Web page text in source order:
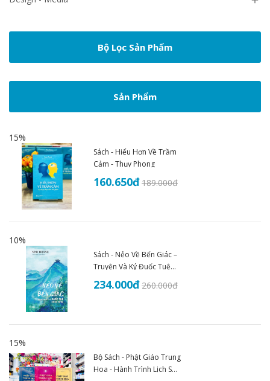
Bộ Lọc Sản Phẩm
Sản Phẩm
15%
Sách - Hiểu Hơn Về Trầm
Cảm - Thụy Phong
160.650đ189.000đ
10%
Sách - Nẻo Về Bến Giác –
Truyện Và Ký Đuốc Tuệ
(1935–1945) - An Thư
Book
234.000đ260.000đ
15%
Bộ Sách - Phật Giáo Trung
Hoa - Hành Trình Lịch Sử